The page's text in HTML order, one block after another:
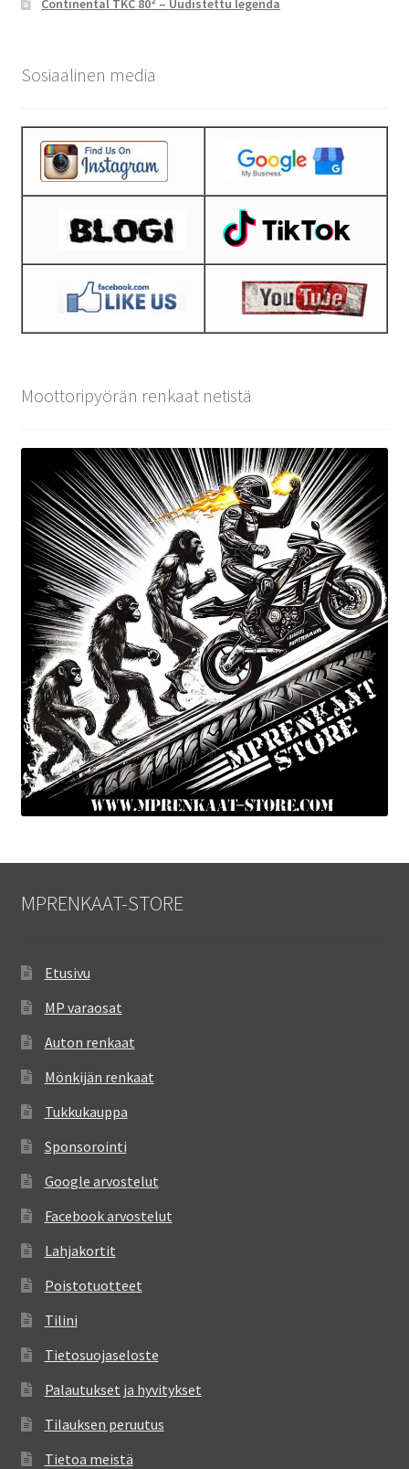
Continental TKC 80² – Uudistettu legenda
Sosiaalinen media
Moottoripyörän renkaat netistä
MPRENKAAT-STORE
Etusivu
MP varaosat
Auton renkaat
Mönkijän renkaat
Tukkukauppa
Sponsorointi
Google arvostelut
Facebook arvostelut
Lahjakortit
Poistotuotteet
Tilini
Tietosuojaseloste
Palautukset ja hyvitykset
Tilauksen peruutus
Tietoa meistä